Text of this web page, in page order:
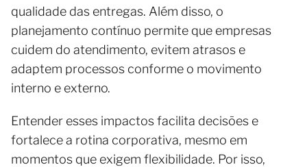
qualidade das entregas. Além disso, o
planejamento contínuo permite que empresas
cuidem do atendimento, evitem atrasos e
adaptem processos conforme o movimento
interno e externo.
Entender esses impactos facilita decisões e
fortalece a rotina corporativa, mesmo em
momentos que exigem flexibilidade. Por isso,